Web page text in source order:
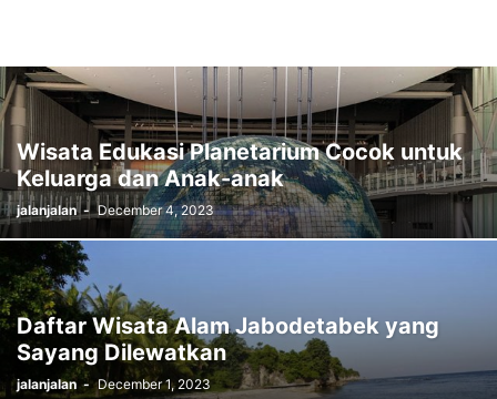
Wisata Edukasi Planetarium Cocok untuk
Keluarga dan Anak-anak
jalanjalan - December 4, 2023
Daftar Wisata Alam Jabodetabek yang
Sayang Dilewatkan
jalanjalan - December 1, 2023